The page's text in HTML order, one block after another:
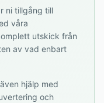
ni tillgång till
våra
utskick från
av vad enbart
hjälp med
och